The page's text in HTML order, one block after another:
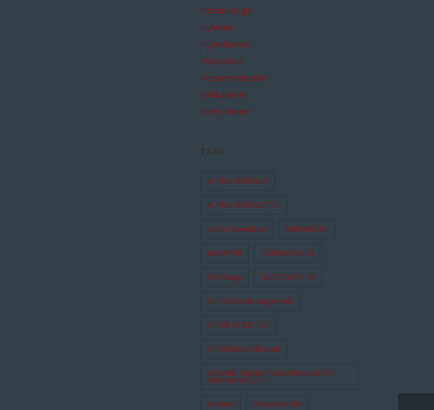
Nomineringer
Nyheder
Nyhedsbreve
Personalet
Pressemeddelser
Selskaberne
Vores Venner
ALTING ER NOGET
ALTING ER NOGET 2.0
Anette Støvelbæk ANKOMSTEN
BEAUVOIR CORONA-VIRUS
CPH Stage DANCE WITH ME
Den Skaldede Sangerinde
DET ER SÅ DET NYE
DET FILMISKE SELSKAB
EDWARD ALBEES HVEM ER BANGE FOR
VIRGINIA WOOLF?
Enetime FRANKENSTEIN